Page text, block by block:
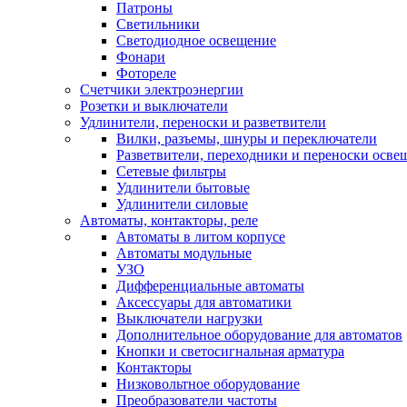
Патроны
Светильники
Светодиодное освещение
Фонари
Фотореле
Счетчики электроэнергии
Розетки и выключатели
Удлинители, переноски и разветвители
Вилки, разъемы, шнуры и переключатели
Разветвители, переходники и переноски
Сетевые фильтры
Удлинители бытовые
Удлинители силовые
Автоматы, контакторы, реле
Автоматы в литом корпусе
Автоматы модульные
УЗО
Дифференциальные автоматы
Аксессуары для автоматики
Выключатели нагрузки
Дополнительное оборудование для автоматов
Кнопки и светосигнальная арматура
Контакторы
Низковольтное оборудование
Преобразователи частоты